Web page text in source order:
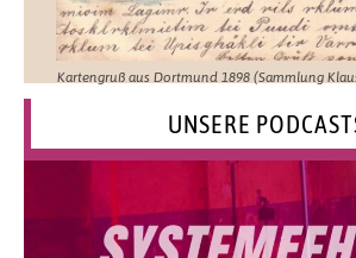
Kartengruß aus Dortmund 1898 (Sammlung
UNSERE